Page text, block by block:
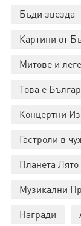
Бъди звезда
Картини от
Митове и
Това е
Концертни
Гастроли в
Планета Лято
Музикални
Награди